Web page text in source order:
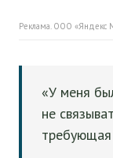
Реклама. ООО «Яндекс
«У меня
не
требующая